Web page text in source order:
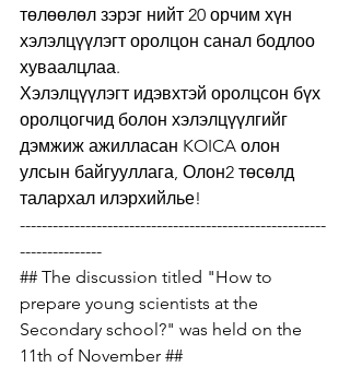
төлөөлөл зэрэг нийт 20 орчим хүн
хэлэлцүүлэгт оролцон санал бодлоо
хуваалцлаа.
Хэлэлцүүлэгт идэвхтэй оролцсон бүх
оролцогчид болон хэлэлцүүлгийг
дэмжиж ажилласан KOICA олон
улсын байгууллага, Олон2 төсөлд
талархал илэрхийлье!
--------------------------------------------------------
---------------
## The discussion titled "How to
prepare young scientists at the
Secondary school?" was held on the
11th of November ##